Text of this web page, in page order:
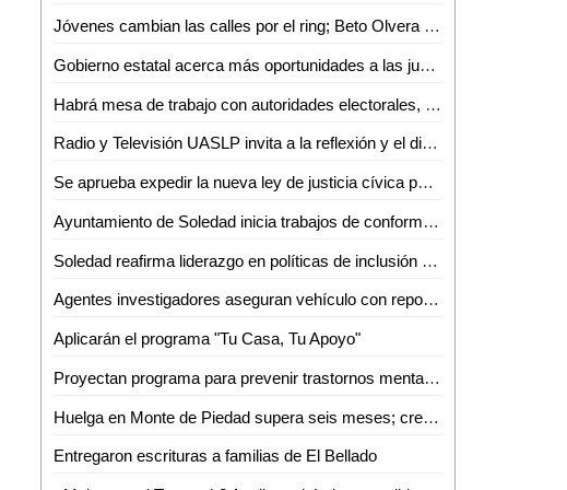
Jóvenes cambian las calles por el ring; Beto Olvera forma nueva generación de atletas en Valles
Gobierno estatal acerca más oportunidades a las juventudes de la región media
Habrá mesa de trabajo con autoridades electorales, del ejecutivo e instancias diversas sobre la reforma electoral en curso: Dip. Héctor Serrano Cortés
Radio y Televisión UASLP invita a la reflexión y el diálogo sobre la diversidad con la 6ª Jornada Radiofónica "Mes del Orgullo"
Se aprueba expedir la nueva ley de justicia cívica para el estado y municipios de San Luis Potosí
Ayuntamiento de Soledad inicia trabajos de conformación de segundo informe de gobierno
Soledad reafirma liderazgo en políticas de inclusión con feria nacional del empleo 2026
Agentes investigadores aseguran vehículo con reporte de robo en Tamazunchale
Aplicarán el programa "Tu Casa, Tu Apoyo"
Proyectan programa para prevenir trastornos mentales
Huelga en Monte de Piedad supera seis meses; crece incertidumbre por prendas empeñadas
Entregaron escrituras a familias de El Bellado